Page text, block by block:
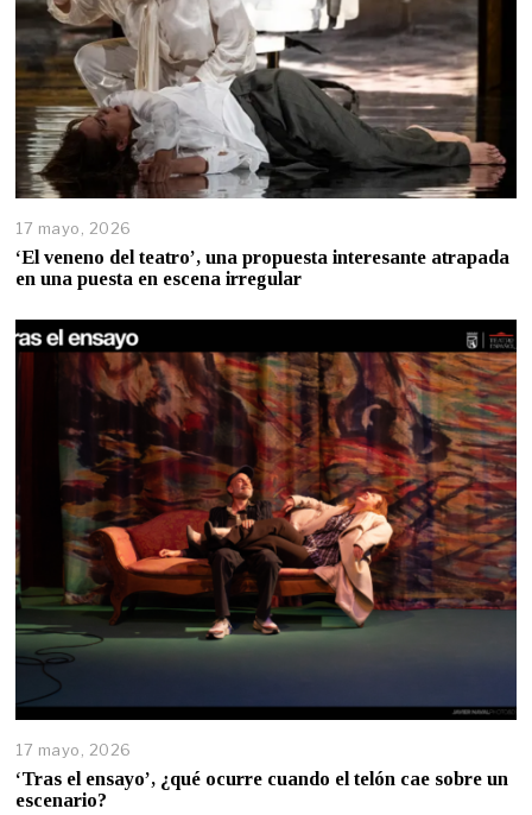
17 mayo, 2026
‘El veneno del teatro’, una propuesta interesante atrapada
en una puesta en escena irregular
17 mayo, 2026
‘Tras el ensayo’, ¿qué ocurre cuando el telón cae sobre un
escenario?